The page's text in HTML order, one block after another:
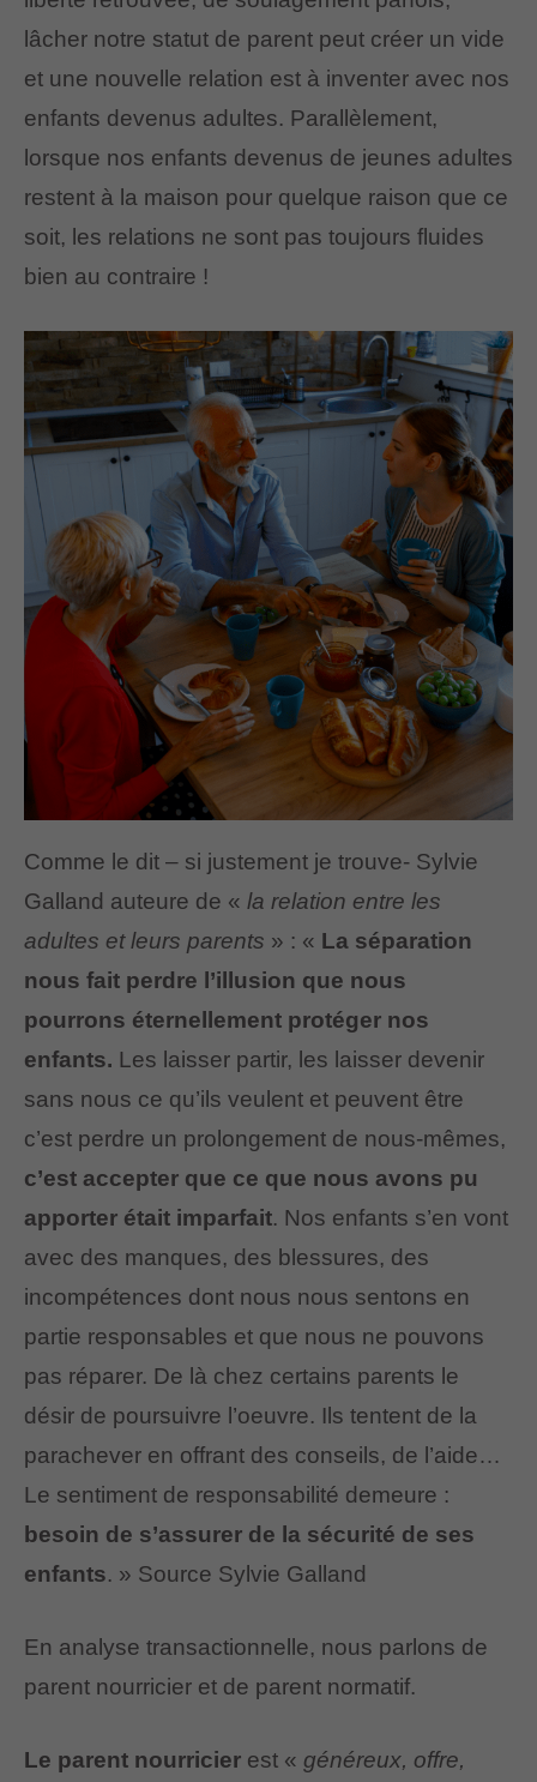
lâcher notre statut de parent peut créer un vide
et une nouvelle relation est à inventer avec nos
enfants devenus adultes. Parallèlement,
lorsque nos enfants devenus de jeunes adultes
restent à la maison pour quelque raison que ce
soit, les relations ne sont pas toujours fluides
bien au contraire !
Comme le dit – si justement je trouve- Sylvie
Galland auteure de « la relation entre les
adultes et leurs parents » : « La séparation
nous fait perdre l’illusion que nous
pourrons éternellement protéger nos
enfants. Les laisser partir, les laisser devenir
sans nous ce qu’ils veulent et peuvent être
c’est perdre un prolongement de nous-mêmes,
c’est accepter que ce que nous avons pu
apporter était imparfait. Nos enfants s’en vont
avec des manques, des blessures, des
incompétences dont nous nous sentons en
partie responsables et que nous ne pouvons
pas réparer. De là chez certains parents le
désir de poursuivre l’oeuvre. Ils tentent de la
parachever en offrant des conseils, de l’aide…
Le sentiment de responsabilité demeure :
besoin de s’assurer de la sécurité de ses
enfants. » Source Sylvie Galland
En analyse transactionnelle, nous parlons de
parent nourricier et de parent normatif.
Le parent nourricier est « généreux, offre,